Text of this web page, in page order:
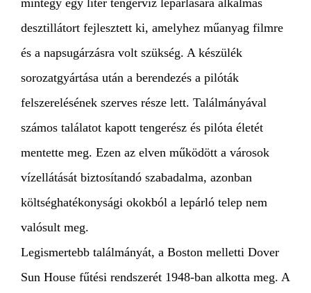
desztillátort fejlesztett ki, amelyhez műanyag filmre
és a napsugárzásra volt szükség. A készülék
sorozatgyártása után a berendezés a pilóták
felszerelésének szerves része lett. Találmányával
számos találatot kapott tengerész és pilóta életét
mentette meg. Ezen az elven működött a városok
vízellátását biztosítandó szabadalma, azonban
költséghatékonysági okokból a lepárló telep nem
valósult meg.
Legismertebb találmányát, a Boston melletti Dover
Sun House fűtési rendszerét 1948-ban alkotta meg. A